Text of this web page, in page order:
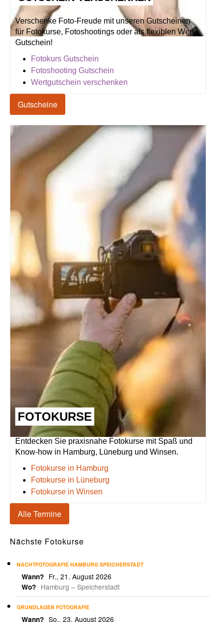
Verschenke Foto-Freude mit unseren Gutscheinen
für Fotokurse, Fotoshootings oder als flexiblen Wert-
Gutschein!
Fotokurs Gutschein
Fotoshooting Gutschein
Wertgutschein verschenken
Gutscheine
FOTOKURSE
Entdecken Sie praxisnahe Fotokurse mit Spaß und
Know-how in Hamburg, Lüneburg und Winsen.
Fotokurse in Hamburg
Fotokurse in Lüneburg
Fotokurse in Winsen
Alle Termine
Nächste Fotokurse
NACHTFOTOGRAFIE HAMBURG SPEICHERSTADT
Wann? Fr., 21. August 2026
Wo? Hamburg – Speicherstadt
GRUNDLAGEN FOTOGRAFIE
Wann? So., 23. August 2026